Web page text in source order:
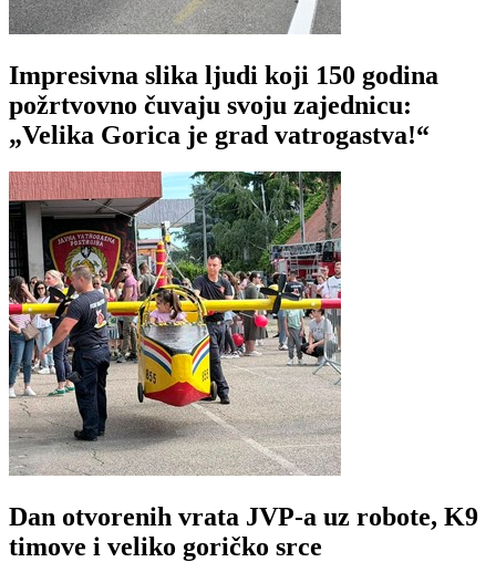
Impresivna slika ljudi koji 150 godina
požrtvovno čuvaju svoju zajednicu:
„Velika Gorica je grad vatrogastva!“
Dan otvorenih vrata JVP-a uz robote, K9
timove i veliko goričko srce